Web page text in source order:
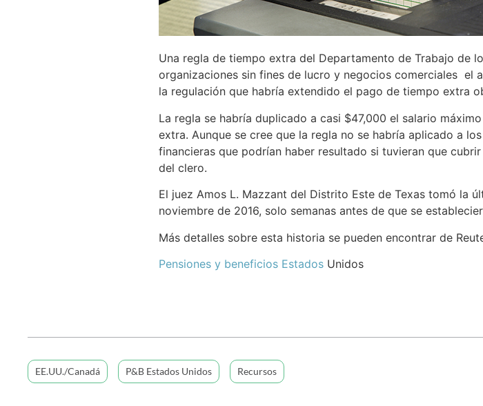
Una regla de tiempo extra del Departamento de Trabajo de
organizaciones sin fines de lucro y negocios comerciales el
la regulación que habría extendido el pago de tiempo extra
La regla se habría duplicado a casi $47,000 el salario
extra. Aunque se cree que la regla no se habría aplicado a
financieras que podrían haber resultado si tuvieran que
del clero.
El juez Amos L. Mazzant del Distrito Este de Texas tomó la
noviembre de 2016, solo semanas antes de que se
Más detalles sobre esta historia se pueden encontrar de
Pensiones y beneficios EstadosUnidos
EE.UU./Canadá P&B Estados Unidos Recursos